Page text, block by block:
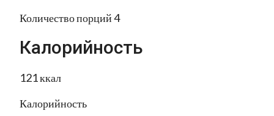
Количество порций 4
Калорийность
121 ккал
Калорийность